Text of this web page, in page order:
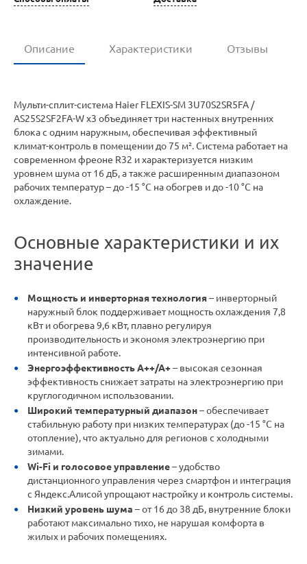
Описание Характеристики Отзывы
Мульти-сплит-система Haier FLEXIS-SM 3U70S2SR5FA /
AS25S2SF2FA-W x3 объединяет три настенных внутренних
блока с одним наружным, обеспечивая эффективный
климат-контроль в помещении до 75 м². Система работает на
современном фреоне R32 и характеризуется низким
уровнем шума от 16 дБ, а также расширенным диапазоном
рабочих температур – до -15 °C на обогрев и до -10 °C на
охлаждение.
Основные характеристики и их
значение
Мощность и инверторная технология– инверторный
наружный блок поддерживает мощность охлаждения 7,8
кВт и обогрева 9,6 кВт, плавно регулируя
производительность и экономя электроэнергию при
интенсивной работе.
Энергоэффективность А++/А+– высокая сезонная
эффективность снижает затраты на электроэнергию при
круглогодичном использовании.
Широкий температурный диапазон– обеспечивает
стабильную работу при низких температурах (до -15 °C на
отопление), что актуально для регионов с холодными
зимами.
Wi-Fi и голосовое управление– удобство
дистанционного управления через смартфон и интеграция
с Яндекс.Алисой упрощают настройку и контроль системы.
Низкий уровень шума – от 16 до 38 дБ, внутренние блоки
работают максимально тихо, не нарушая комфорта в
жилых и рабочих помещениях.